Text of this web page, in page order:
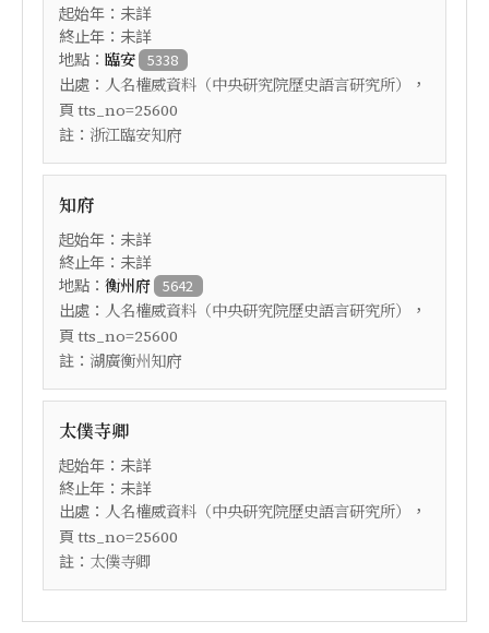
起始年：未詳
終止年：未詳
地點： 臨安 5338
出處： 人名權威資料（中央研究院歷史語言研究所）
，
頁 tts_no=25600
註： 浙江臨安知府
知府
起始年：未詳
終止年：未詳
地點： 衡州府 5642
出處： 人名權威資料（中央研究院歷史語言研究所）
，
頁 tts_no=25600
註： 湖廣衡州知府
太僕寺卿
起始年：未詳
終止年：未詳
出處： 人名權威資料（中央研究院歷史語言研究所）
，
頁 tts_no=25600
註： 太僕寺卿